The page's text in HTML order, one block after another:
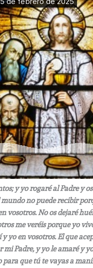
y yo rogaré al Padre y
no puede recibir
vosotros. No os dejaré
me veréis porque yo
yo en vosotros. El que
Padre, y yo le amaré y
para que tú te vayas a